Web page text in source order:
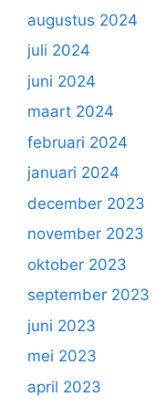
augustus 2024
juli 2024
juni 2024
maart 2024
februari 2024
januari 2024
december 2023
november 2023
oktober 2023
september 2023
juni 2023
mei 2023
april 2023